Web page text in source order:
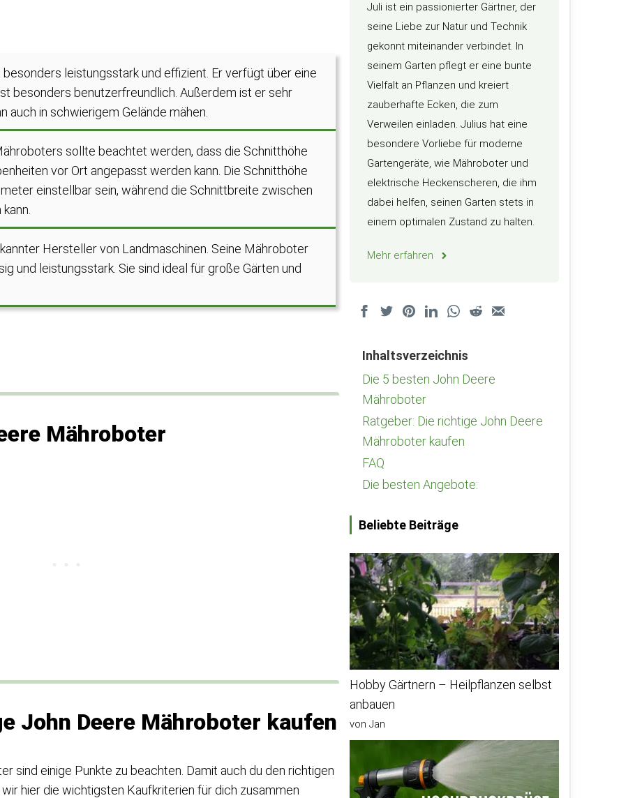
leistungsstark und effizient. Er verfügt über eine
besonders benutzerfreundlich. Außerdem ist er sehr
auch in schwierigem Gelände mähen.
sollte beachtet werden, dass die Schnitthöhe
vor Ort angepasst werden kann. Die Schnitthöhe
einstellbar sein, während die Schnittbreite zwischen
Hersteller von Landmaschinen. Seine Mähroboter
und leistungsstark. Sie sind ideal für große Gärten und
Mähroboter
John Deere Mähroboter kaufen
sind einige Punkte zu beachten. Damit auch du den richtigen
hier die wichtigsten Kaufkriterien für dich zusammen
Juli ist ein passionierter Gärtner, der
seine Liebe zur Natur und Technik
gekonnt miteinander verbindet. In
seinem Garten pflegt er eine bunte
Vielfalt an Pflanzen und kreiert
zauberhafte Ecken, die zum
Verweilen einladen. Julius hat eine
besondere Vorliebe für moderne
Gartengeräte, wie Mähroboter und
elektrische Heckenscheren, die ihm
dabei helfen, seinen Garten stets in
einem optimalen Zustand zu halten.
Mehr erfahren
Inhaltsverzeichnis
Die 5 besten John Deere
Mähroboter
Ratgeber: Die richtige John Deere
Mähroboter kaufen
FAQ
Die besten Angebote:
Beliebte Beiträge
Hobby Gärtnern – Heilpflanzen selbst
anbauen
von Jan